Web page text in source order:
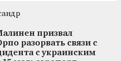
призвал
разорвать связи с
с украинским